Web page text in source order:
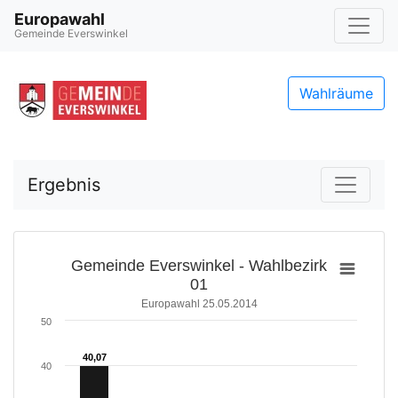
Europawahl
Gemeinde Everswinkel
Wahlräume
Ergebnis
Gemeinde Everswinkel - Wahlbezirk
01
Europawahl 25.05.2014
40,07
40,07
40
50